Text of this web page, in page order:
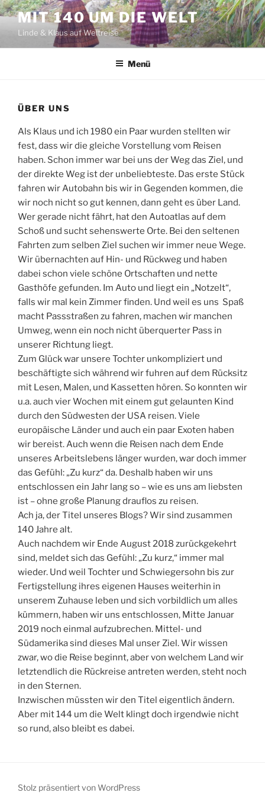
Zum
Inhalt
springen
MIT 140 UM DIE WELT
Linde & Klaus auf Weltreise
Menü
ÜBER UNS
Als Klaus und ich 1980 ein Paar wurden stellten wir
fest, dass wir die gleiche Vorstellung vom Reisen
haben. Schon immer war bei uns der Weg das Ziel, und
der direkte Weg ist der unbeliebteste. Das erste Stück
fahren wir Autobahn bis wir in Gegenden kommen, die
wir noch nicht so gut kennen, dann geht es über Land.
Wer gerade nicht fährt, hat den Autoatlas auf dem
Schoß und sucht sehenswerte Orte. Bei den seltenen
Fahrten zum selben Ziel suchen wir immer neue Wege.
Wir übernachten auf Hin- und Rückweg und haben
dabei schon viele schöne Ortschaften und nette
Gasthöfe gefunden. Im Auto und liegt ein „Notzelt“,
falls wir mal kein Zimmer finden. Und weil es uns Spaß
macht Passstraßen zu fahren, machen wir manchen
Umweg, wenn ein noch nicht überquerter Pass in
unserer Richtung liegt.
Zum Glück war unsere Tochter unkompliziert und
beschäftigte sich während wir fuhren auf dem Rücksitz
mit Lesen, Malen, und Kassetten hören. So konnten wir
u.a. auch vier Wochen mit einem gut gelaunten Kind
durch den Südwesten der USA reisen. Viele
europäische Länder und auch ein paar Exoten haben
wir bereist. Auch wenn die Reisen nach dem Ende
unseres Arbeitslebens länger wurden, war doch immer
das Gefühl: „Zu kurz“ da. Deshalb haben wir uns
entschlossen ein Jahr lang so – wie es uns am liebsten
ist – ohne große Planung drauflos zu reisen.
Ach ja, der Titel unseres Blogs? Wir sind zusammen
140 Jahre alt.
Auch nachdem wir Ende August 2018 zurückgekehrt
sind, meldet sich das Gefühl: „Zu kurz,“ immer mal
wieder. Und weil Tochter und Schwiegersohn bis zur
Fertigstellung ihres eigenen Hauses weiterhin in
unserem Zuhause leben und sich vorbildlich um alles
kümmern, haben wir uns entschlossen, Mitte Januar
2019 noch einmal aufzubrechen. Mittel- und
Südamerika sind dieses Mal unser Ziel. Wir wissen
zwar, wo die Reise beginnt, aber von welchem Land wir
letztendlich die Rückreise antreten werden, steht noch
in den Sternen.
Inzwischen müssten wir den Titel eigentlich ändern.
Aber mit 144 um die Welt klingt doch irgendwie nicht
so rund, also bleibt es dabei.
Stolz präsentiert von WordPress